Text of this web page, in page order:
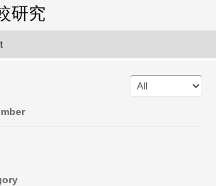
研究